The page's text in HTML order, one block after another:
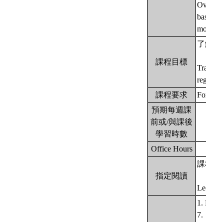
課程目標
課程要求
預期每週課
前或/與課後
學習時數
Office Hours
指定閱讀
1.
7.